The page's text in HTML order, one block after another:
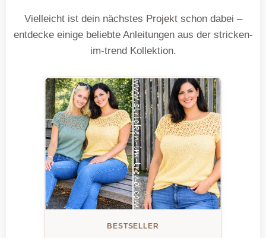
Vielleicht ist dein nächstes Projekt schon dabei –
entdecke einige beliebte Anleitungen aus der stricken-
im-trend Kollektion.
BESTSELLER